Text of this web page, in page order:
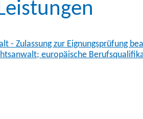
- Zulassung zur Eignungsprüfung
europäische